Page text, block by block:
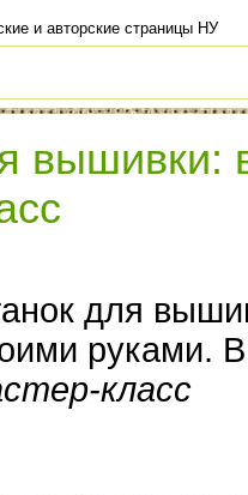
и авторские страницы НУ
вышивки:
для
руками.
класс